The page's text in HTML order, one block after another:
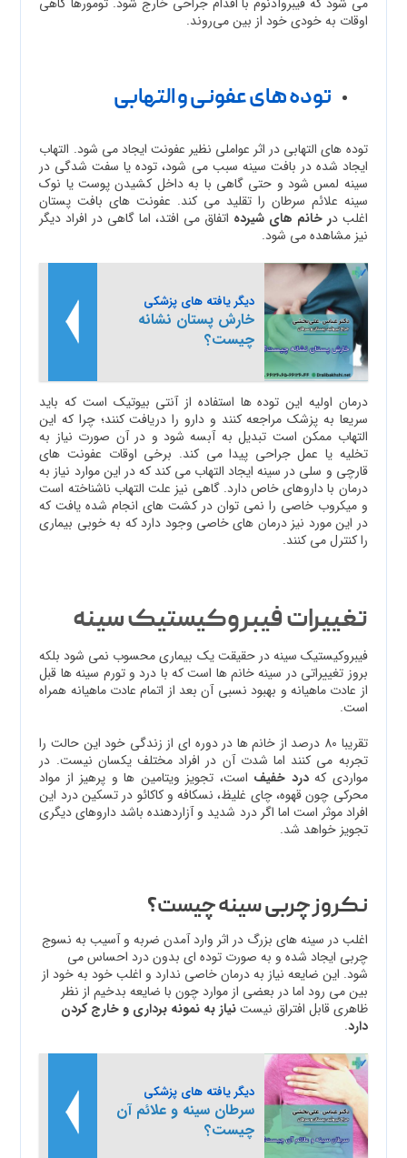
اوقات به خودی خود از بین می‌روند.
توده های عفونی و التهابی
توده های التهابی در اثر عواملی نظیر عفونت ایجاد می شود. التهاب
ایجاد شده در بافت سینه سبب می شود، توده یا سفت شدگی در
سینه لمس شود و حتی گاهی با به داخل کشیدن پوست یا نوک
سینه علائم سرطان را تقلید می کند. عفونت های بافت پستان
اغلب در خانم های شیرده اتفاق می افتد، اما گاهی در افراد دیگر
نیز مشاهده می شود.
دیگر یافته های پزشکی
خارش پستان نشانه
چیست؟
درمان اولیه این توده ها استفاده از آنتی بیوتیک است که باید
سریعا به پزشک مراجعه کنند و دارو را دریافت کنند؛ چرا که این
التهاب ممکن است تبدیل به آبسه شود و در آن صورت نیاز به
تخلیه یا عمل جراحی پیدا می کند. برخی اوقات عفونت های
قارچی و سلی در سینه ایجاد التهاب می کند که در این موارد نیاز به
درمان با داروهای خاص دارد. گاهی نیز علت التهاب ناشناخته است
و میکروب خاصی را نمی توان در کشت های انجام شده یافت که
در این مورد نیز درمان های خاصی وجود دارد که به خوبی بیماری
را کنترل می کنند.
تغییرات فیبروکیستیک سینه
فیبروکیستیک سینه در حقیقت یک بیماری محسوب نمی شود بلکه
بروز تغییراتی در سینه خانم ها است که با درد و تورم سینه ها قبل
از عادت ماهیانه و بهبود نسبی آن بعد از اتمام عادت ماهیانه همراه
است.
تقریبا 80 درصد از خانم ها در دوره ای از زندگی خود این حالت را
تجربه می کنند اما شدت آن در افراد مختلف یکسان نیست. در
مواردی کهدرد خفیف است، تجویز ویتامین ها و پرهیز از مواد
محرکی چون قهوه، چای غلیظ، نسکافه و کاکائو در تسکین درد این
افراد موثر است اما اگر درد شدید و آزاردهنده باشد داروهای دیگری
تجویز خواهد شد.
نکروز چربی سینه چیست؟
اغلب در سینه های بزرگ در اثر وارد آمدن ضربه و آسیب به نسوج
چربی ایجاد شده و به صورت توده ای بدون درد احساس می
شود. این ضایعه نیاز به درمان خاصی ندارد و اغلب خود به خود از
بین می رود اما در بعضی از موارد چون با ضایعه بدخیم از نظر
ظاهری قابل افتراق نیستنیاز به نمونه برداری و خارج کردن
دارد.
دیگر یافته های پزشکی
سرطان سینه و علائم آن
چیست؟